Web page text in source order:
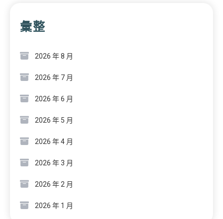
彙整
2026 年 8 月
2026 年 7 月
2026 年 6 月
2026 年 5 月
2026 年 4 月
2026 年 3 月
2026 年 2 月
2026 年 1 月